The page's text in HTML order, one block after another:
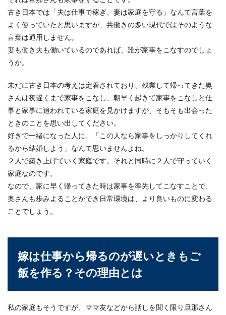
兄弟が結婚をすることになったら、ご祝儀は一体
ものです。独...
婚する方法を教えます
何年も付き合っている彼氏がいるのに、結婚の話
をしてくれないと不安になるのではないでしょう
か。...
しまう原因と夫の選択肢
「まさか自分の嫁が不倫するなんてありえない」
37歳・結婚できない理由！なかなか結
婚できない男性のその理由
婚できないことにお悩みの男性もいるのではない
古き日本では「夫は仕事で稼ぎ、妻は家庭を守る」なんて言葉を
よく使っていたと思いますが、共働きの多い現代ではそのような
言葉は通用しません。
妻も働き夫も働いているのであれば、誰が家事をこなすのでしょ
うか。
未だに古き日本の考えは定着されており、残業して帰ってきた奥
さんは夜遅くまで家事をこなし、朝早く起きて家事をこなしと仕
事と家事に追われている家庭を見かけますが、そもそも出会った
ときのことを思い出してください。
好きで一緒になった人に、「この人なら家事をしっかりしてくれ
るから結婚しよう」なんて思いませんよね。
２人で築き上げていく家庭です。それと同時に２人で守っていく
家庭なのです。
なので、家に早く帰ってきた時は家事を率先してこなすことで、
奥さんも歩みよることができ日常環境は、より良いものに変わる
ことでしょう。
嫁は仕事から帰るのが遅いときもご
飯を作る？その理由とは
私の家庭もそうですが、ママ友などから話しを聞く限り旦那さん